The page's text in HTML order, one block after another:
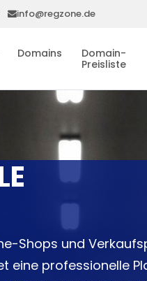
info@regzone.de
Domains
Domain-
Preisliste
Shops und
eine professionelle